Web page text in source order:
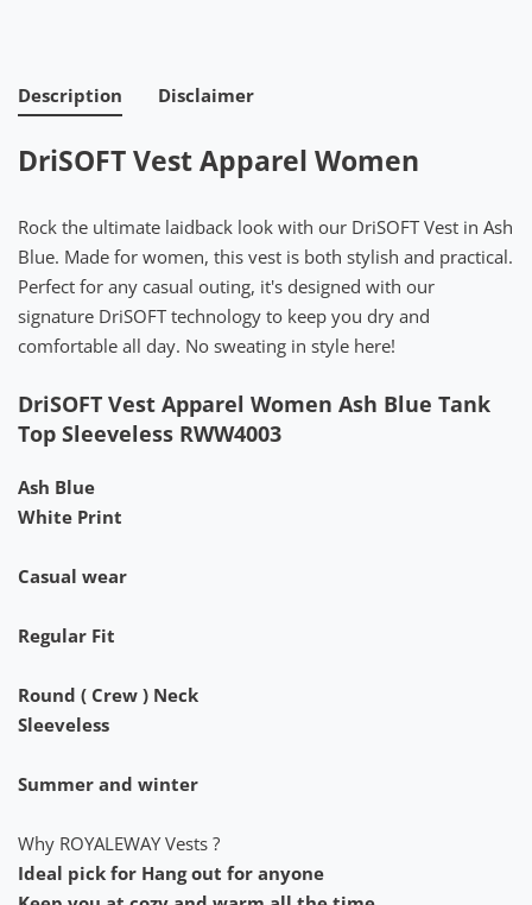
Description Disclaimer
DriSOFT Vest Apparel Women
Rock the ultimate laidback look with our DriSOFT Vest in Ash
Blue. Made for women, this vest is both stylish and practical.
Perfect for any casual outing, it's designed with our
signature DriSOFT technology to keep you dry and
comfortable all day. No sweating in style here!
DriSOFT Vest Apparel Women Ash Blue Tank
Top Sleeveless RWW4003
Ash Blue
White Print
Casual wear
Regular Fit
Round ( Crew ) Neck
Sleeveless
Summer and winter
Why ROYALEWAY Vests ?
Ideal pick for Hang out for anyone